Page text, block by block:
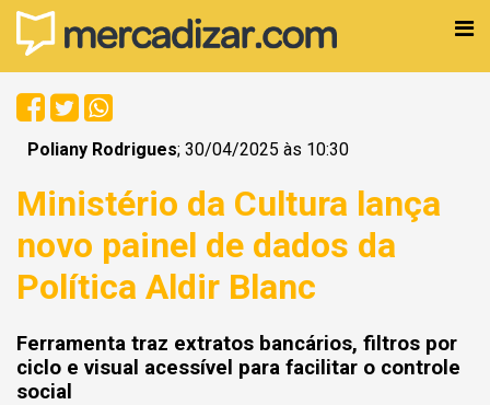
Poliany Rodrigues; 30/04/2025 às 10:30
Ministério da Cultura lança
novo painel de dados da
Política Aldir Blanc
Ferramenta traz extratos bancários, filtros por
ciclo e visual acessível para facilitar o controle
social